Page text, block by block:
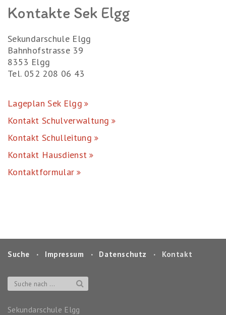
Kontakte Sek Elgg
Sekundarschule Elgg
Bahnhofstrasse 39
8353 Elgg
Tel. 052 208 06 43
Lageplan Sek Elgg
Kontakt Schulverwaltung
Kontakt Schulleitung
Kontakt Hausdienst
Kontaktformular
Suche ‧ Impressum ‧ Datenschutz ‧ Kontakt
Sekundarschule Elgg